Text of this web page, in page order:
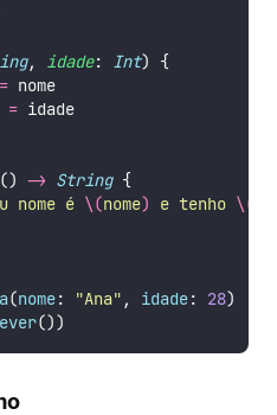
, idade: Int) {
= nome
= idade
-> String {
nome é \(nome) e tenho \(
(nome: "Ana" , idade: 28)
())